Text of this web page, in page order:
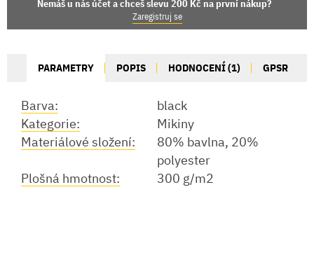
Nemáš u nás účet a chceš slevu 200 Kč na první nákup?
Zaregistruj se
PARAMETRY POPIS HODNOCENÍ (1) GPSR
Barva:
black
Kategorie:
Mikiny
Materiálové složení:
80% bavlna, 20%
polyester
Plošná hmotnost:
300 g/m2